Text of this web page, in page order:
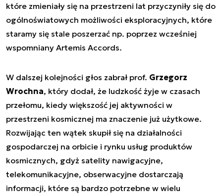
które zmieniały się na przestrzeni lat przyczyniły się do
ogólnoświatowych możliwości eksploracyjnych, które
staramy się stale poszerzać np. poprzez wcześniej
wspomniany Artemis Accords.
W dalszej kolejności głos zabrał prof. Grzegorz
Wrochna, który dodał, że ludzkość żyje w czasach
przełomu, kiedy większość jej aktywności w
przestrzeni kosmicznej ma znaczenie już użytkowe.
Rozwijając ten wątek skupił się na działalności
gospodarczej na orbicie i rynku usług produktów
kosmicznych, gdyż satelity nawigacyjne,
telekomunikacyjne, obserwacyjne dostarczają
informacji, które są bardzo potrzebne w wielu